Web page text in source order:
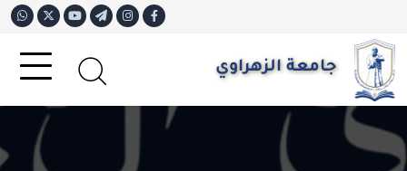
جامعة الزهراوي